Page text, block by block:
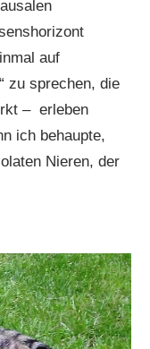
auf
zu sprechen, die
– erleben
ich behaupte,
Nieren, der